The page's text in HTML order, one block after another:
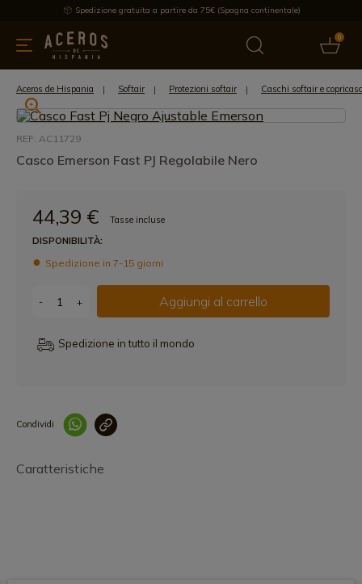
Spedizione gratuita a partire da 75€ (Spagna continentale)
0
cucina Offre Ultime notizie Venduti Marche
Aceros de Hispania Softair Protezioni softair Caschi softair e
REF: AC11729
Casco Emerson Fast PJ Regolabile Nero
44,39 €
Tasse incluse
DISPONIBILITÀ:
Spedizione in 7-15 giorni
- + Aggiungi al carrello
Spedizione in tutto il mondo
Condividi
Caratteristiche